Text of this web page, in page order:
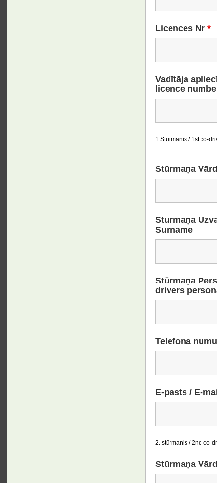
Licences Nr *
Vadītāja
licence
1.Stūrmanis / 1st co-
Stūrmaņa
Stūrmaņa
Surname
Stūrmaņa
drivers
Telefona
E-pasts / E-
2. stūrmanis / 2nd co-
Stūrmaņa